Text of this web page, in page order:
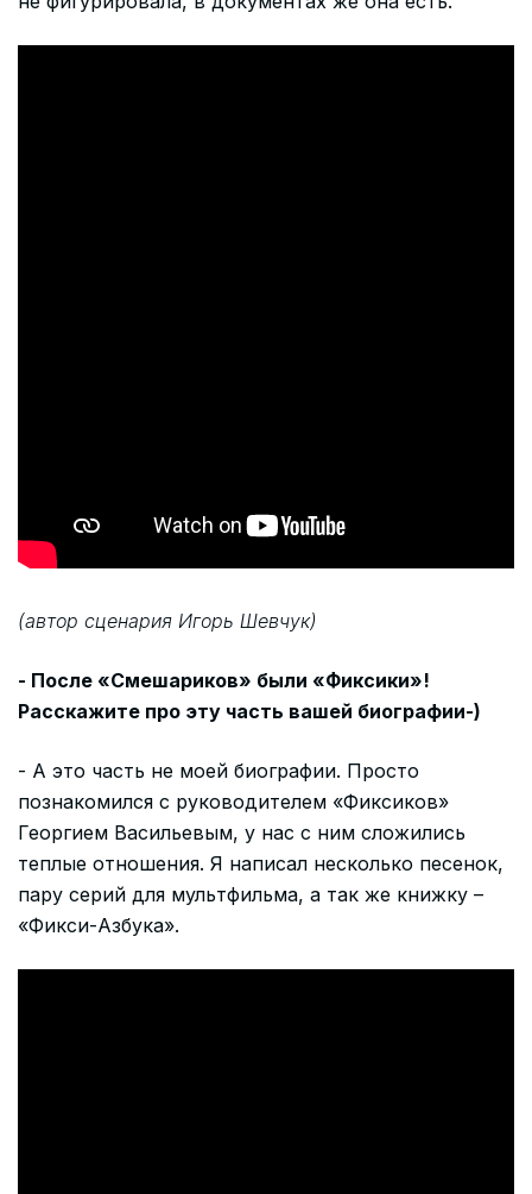
(автор сценария Игорь Шевчук)
- После «Смешариков» были «Фиксики»!
Расскажите про эту часть вашей биографии-)
- А это часть не моей биографии. Просто
познакомился с руководителем «Фиксиков»
Георгием Васильевым, у нас с ним сложились
теплые отношения. Я написал несколько песенок,
пару серий для мультфильма, а так же книжку –
«Фикси-Азбука».